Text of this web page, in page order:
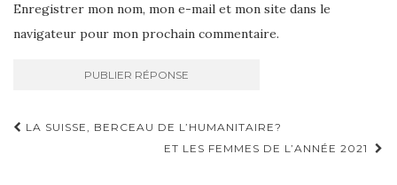
Enregistrer mon nom, mon e-mail et mon site dans le
navigateur pour mon prochain commentaire.
Navigation
LA SUISSE, BERCEAU DE L’HUMANITAIRE?
ET LES FEMMES DE L’ANNÉE 2021